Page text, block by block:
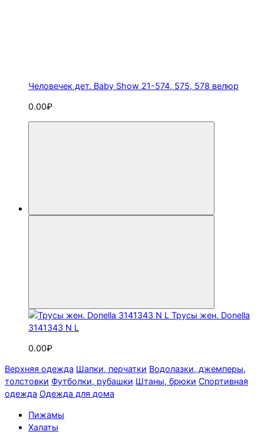
Человечек дет. Baby Show 21-574, 575, 578 велюр
0.00₽
Трусы жен. Donella
3141343 N L
0.00₽
Верхняя одежда Шапки, перчатки Водолазки, джемперы,
толстовки Футболки, рубашки Штаны, брюки Спортивная
одежда Одежда для дома
Пижамы
Халаты